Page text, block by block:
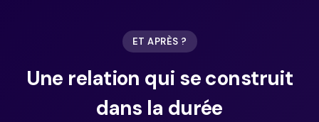
ET APRÈS ?
Une relation qui se construit
dans la durée